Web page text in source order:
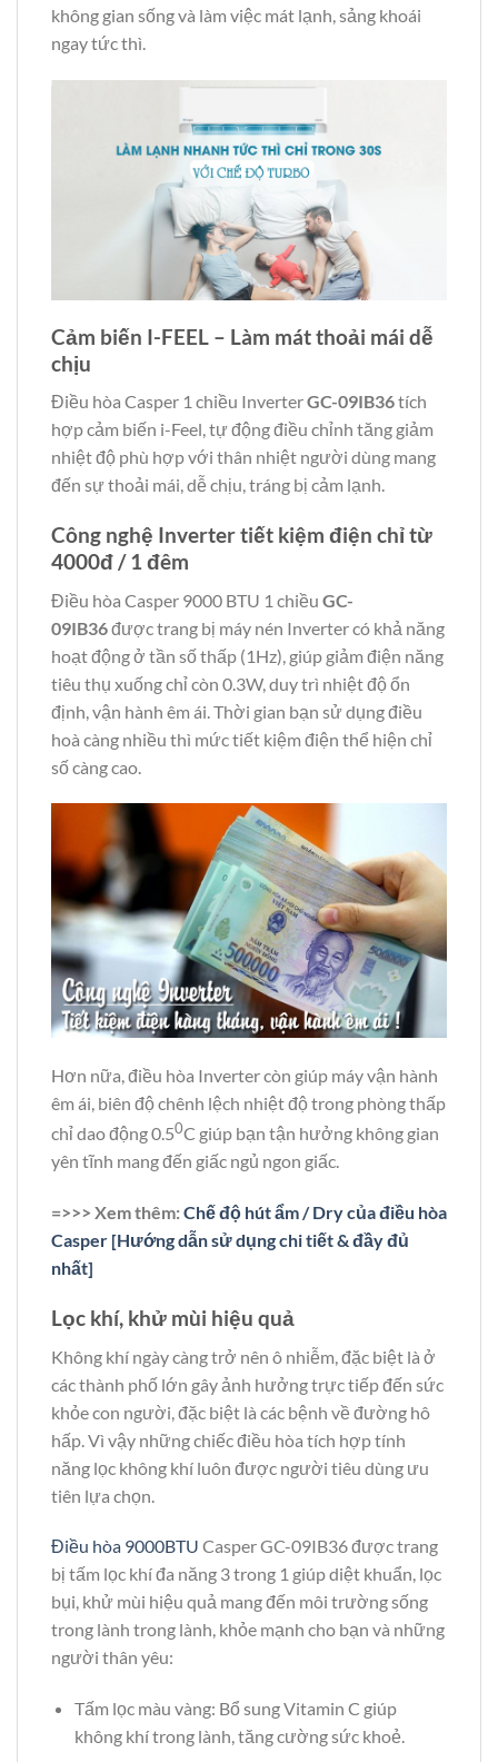
không gian sống và làm việc mát lạnh, sảng khoái
ngay tức thì.
Cảm biến I-FEEL – Làm mát thoải mái dễ
chịu
Điều hòa Casper 1 chiều InverterGC-09IB36tích
hợp cảm biến i-Feel, tự động điều chỉnh tăng giảm
nhiệt độ phù hợp với thân nhiệt người dùng mang
đến sự thoải mái, dễ chịu, tráng bị cảm lạnh.
Công nghệ Inverter tiết kiệm điện chỉ từ
4000đ / 1 đêm
Điều hòa Casper 9000 BTU 1 chiều GC-
09IB36được trang bị máy nén Inverter có khả năng
hoạt động ở tần số thấp (1Hz), giúp giảm điện năng
tiêu thụ xuống chỉ còn 0.3W, duy trì nhiệt độ ổn
định, vận hành êm ái. Thời gian bạn sử dụng điều
hoà càng nhiều thì mức tiết kiệm điện thể hiện chỉ
số càng cao.
Hơn nữa, điều hòa Inverter còn giúp máy vận hành
êm ái, biên độ chênh lệch nhiệt độ trong phòng thấp
chỉ dao động 0.50C giúp bạn tận hưởng không gian
yên tĩnh mang đến giấc ngủ ngon giấc.
=>>> Xem thêm:Chế độ hút ẩm / Dry của điều hòa
Casper [Hướng dẫn sử dụng chi tiết & đầy đủ
nhất]
Lọc khí, khử mùi hiệu quả
Không khí ngày càng trở nên ô nhiễm, đặc biệt là ở
các thành phố lớn gây ảnh hưởng trực tiếp đến sức
khỏe con người, đặc biệt là các bệnh về đường hô
hấp. Vì vậy những chiếc điều hòa tích hợp tính
năng lọc không khí luôn được người tiêu dùng ưu
tiên lựa chọn.
Điều hòa 9000BTU Casper GC-09IB36 được trang
bị tấm lọc khí đa năng 3 trong 1 giúp diệt khuẩn, lọc
bụi, khử mùi hiệu quả mang đến môi trường sống
trong lành trong lành, khỏe mạnh cho bạn và những
người thân yêu:
Tấm lọc màu vàng: Bổ sung Vitamin C giúp
không khí trong lành, tăng cường sức khoẻ.